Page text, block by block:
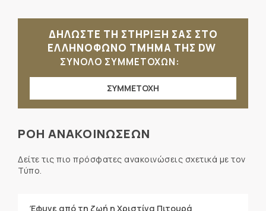
ΔΗΛΩΣΤΕ ΤΗ ΣΤΗΡΙΞΗ ΣΑΣ ΣΤΟ
ΕΛΛΗΝΟΦΩΝΟ ΤΜΗΜΑ ΤΗΣ DW
ΣΥΝΟΛΟ ΣΥΜΜΕΤΟΧΩΝ:
ΣΥΜΜΕΤΟΧΗ
ΡΟΗ ΑΝΑΚΟΙΝΩΣΕΩΝ
Δείτε τις πιο πρόσφατες ανακοινώσεις σχετικά με τον
Τύπο.
Έφυγε από τη ζωή η Χριστίνα Πιτουρά